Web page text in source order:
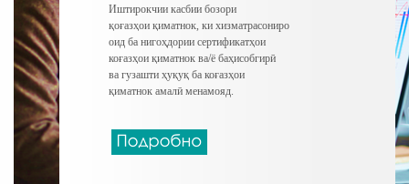
Иштирокчии касбии бозори
қоғазҳои қиматнок, ки хизматрасониро
оид ба нигоҳдории сертификатҳои
коғазҳои қиматнок ва/ё баҳисобгирӣ
ва гузашти ҳуқуқ ба коғазҳои
қиматнок амалӣ менамояд.